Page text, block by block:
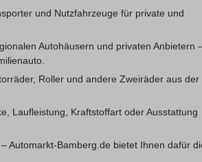
und Nutzfahrzeuge für private und
Autohäusern und privaten Anbietern
Roller und andere Zweiräder aus der
Laufleistung, Kraftstoffart oder Ausstattung
Automarkt-Bamberg.de bietet Ihnen dafür